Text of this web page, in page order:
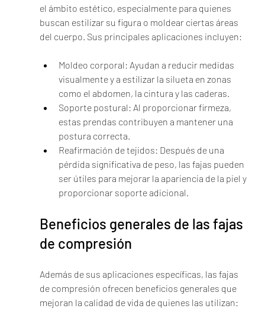
el ámbito estético, especialmente para quienes
buscan estilizar su figura o moldear ciertas áreas
del cuerpo. Sus principales aplicaciones incluyen:
Moldeo corporal: Ayudan a reducir medidas
visualmente y a estilizar la silueta en zonas
como el abdomen, la cintura y las caderas.
Soporte postural: Al proporcionar firmeza,
estas prendas contribuyen a mantener una
postura correcta.
Reafirmación de tejidos: Después de una
pérdida significativa de peso, las fajas pueden
ser útiles para mejorar la apariencia de la piel y
proporcionar soporte adicional.
Beneficios generales de las fajas
de compresión
Además de sus aplicaciones específicas, las fajas
de compresión ofrecen beneficios generales que
mejoran la calidad de vida de quienes las utilizan: